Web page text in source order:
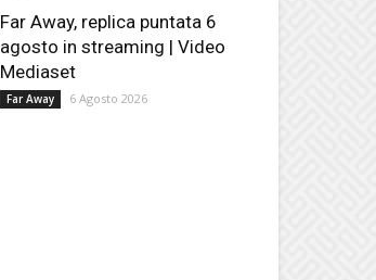
Far Away, replica puntata 6
agosto in streaming | Video
Mediaset
Far Away 6 Agosto 2026